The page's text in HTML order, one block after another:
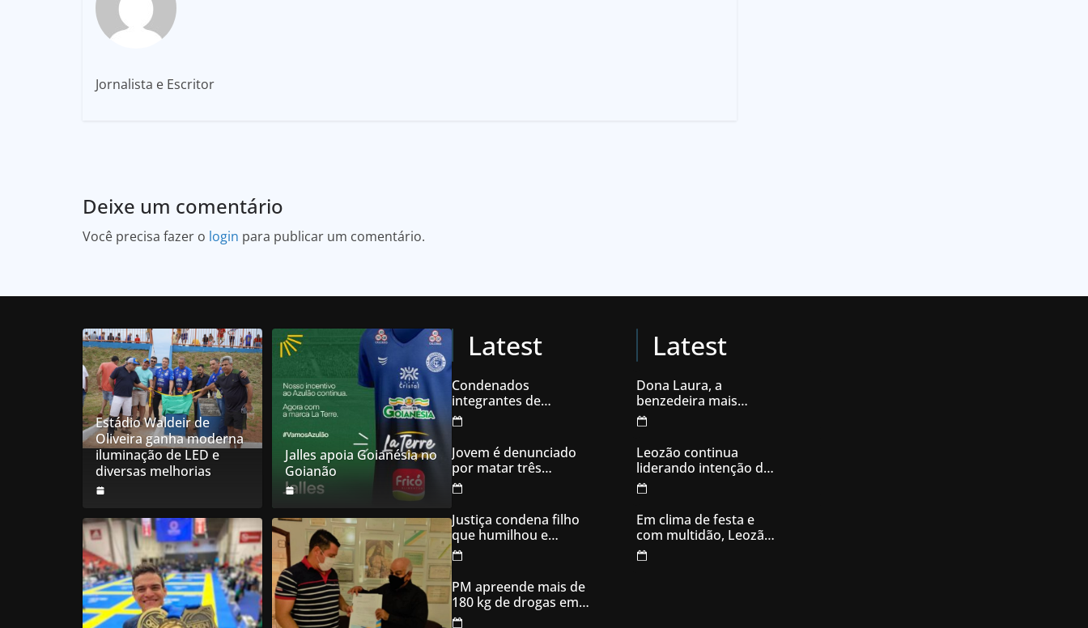
Jornalista e Escritor
Deixe um comentário
Você precisa fazer o login para publicar um comentário.
Estádio Waldeir de
Oliveira ganha moderna
iluminação de LED e
diversas melhorias
Jalles apoia Goianésia no
Goianão
Latest
Condenados
integrantes de
organização
criminosa acusados
de explodir caixas
eletrônicos
Jovem é denunciado
por matar três
filhotes de cachorro e
usar sangue para
ameaçar os donos,
em Aparecida de
Goiânia
Justiça condena filho
que humilhou e
ameaçou mãe idosa;
da prisão à sentença
condenatória foram
apenas 21 dias
PM apreende mais de
180 kg de drogas em
Goiás
Latest
Dona Laura, a
benzedeira mais
famosa de Goiás
Leozão continua
liderando intenção de
votos em Goianésia
Em clima de festa e
com multidão, Leozão
inaugura comitê de
campanha